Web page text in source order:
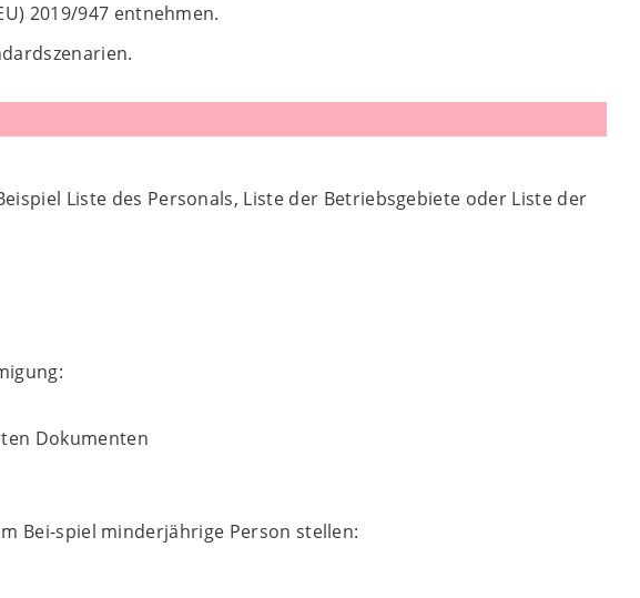
2019/947 entnehmen.
Liste des Personals, Liste der Betriebsgebiete oder Liste der
Dokumenten
Bei-spiel minderjährige Person stellen: